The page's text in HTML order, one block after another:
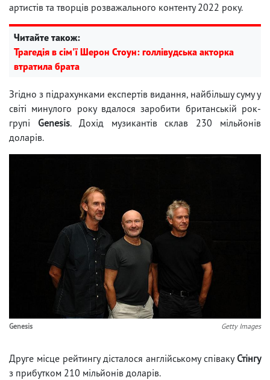
артистів та творців розважального контенту 2022 року.
Читайте також:
Трагедія в сім'ї Шерон Стоун: голлівудська акторка
втратила брата
Згідно з підрахунками експертів видання, найбільшу суму у
світі минулого року вдалося заробити британській рок-
групі Genesis. Дохід музикантів склав 230 мільйонів
доларів.
Genesis Getty Images
Друге місце рейтингу дісталося англійському співаку Стінгу
з прибутком 210 мільйонів доларів.